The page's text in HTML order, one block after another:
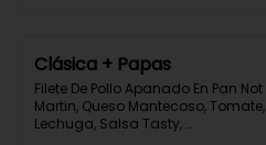
Clásica + Papas
Filete De Pollo Apanado En Pan Not
Martin, Queso Mantecoso, Tomate,
Lechuga, Salsa Tasty,